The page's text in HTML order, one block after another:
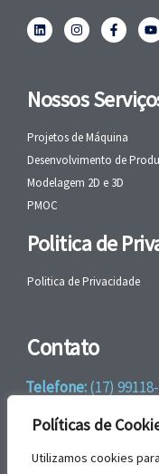
Políticas de
Utilizamos cookies
Nossos
Projetos de Máquina
Desenvolvimento de
Modelagem 2D e 3D
PMOC
Politica de
Politica de Privacidade
Contato
Telefone:(17)
WhatsApp:+55 (17)
email: